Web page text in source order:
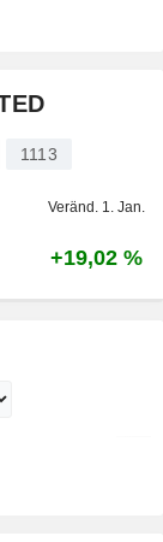
1113
Veränd. 1. Jan.
+19,02 %